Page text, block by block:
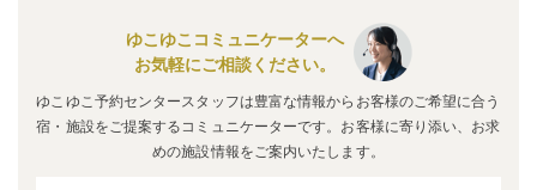
ゆこゆこコミュニケーターへ
お気軽にご相談ください。
ゆこゆこ予約センタースタッフは豊富な情報からお客様のご希望に合う
宿・施設をご提案するコミュニケーターです。お客様に寄り添い、お求
めの施設情報をご案内いたします。